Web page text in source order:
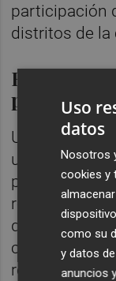
participación
distritos de la
El sorteo
premiadas
Una vez
un sorteo en
papeletas
recibirá un
que deberá
compras en
reforzando
Uso
datos
Nosotros
cookies y
como su
y datos
anuncios